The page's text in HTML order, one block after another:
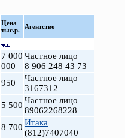
Цена
тыс.р.
Агентство
7 000
000
Частное лицо
8 906 248 43 73
950
Частное лицо
3167312
5 500 Частное лицо
89062268228
8 700 Итака
(812)7407040